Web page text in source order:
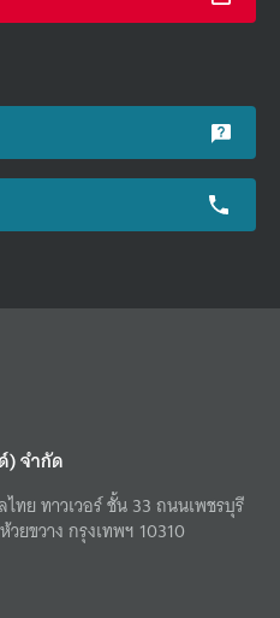
) จำกัด
ทย ทาวเวอร์ ชั้น 33 ถนนเพชรบุรี
ยขวาง กรุงเทพฯ 10310